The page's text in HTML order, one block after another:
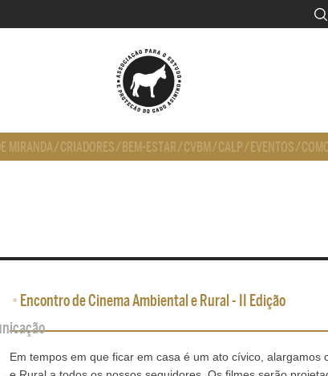
MIRANDA/CRIADORES/ BEM-ESTAR/CVBM/CALP/ EVENTOS/
• Encontro de Cinema Ambiental e Rural - II Edição
Em tempos em que ficar em casa é um ato cívico, alargamos